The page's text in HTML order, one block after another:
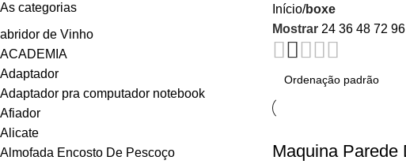
As categorias
abridor de Vinho
ACADEMIA
Adaptador
Adaptador pra computador notebook
Afiador
Alicate
Almofada Encosto De Pescoço
Início boxe
Mostrar 24 36 48 72 96
Maquina Parede